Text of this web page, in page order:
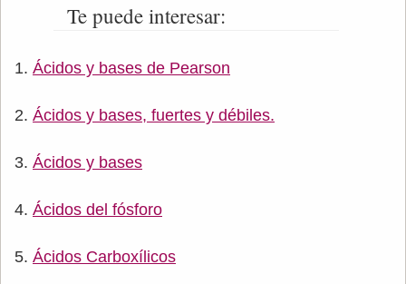
Te puede interesar:
Ácidos y bases de Pearson
Ácidos y bases, fuertes y débiles.
Ácidos y bases
Ácidos del fósforo
Ácidos Carboxílicos